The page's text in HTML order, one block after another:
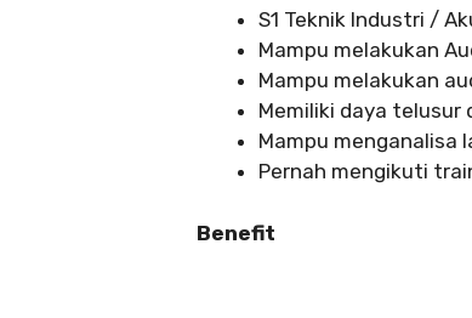
S1 Teknik Industri /
Mampu melakukan
Mampu melakukan
Memiliki daya telusur
Mampu menganalisa
Pernah mengikuti
Benefit